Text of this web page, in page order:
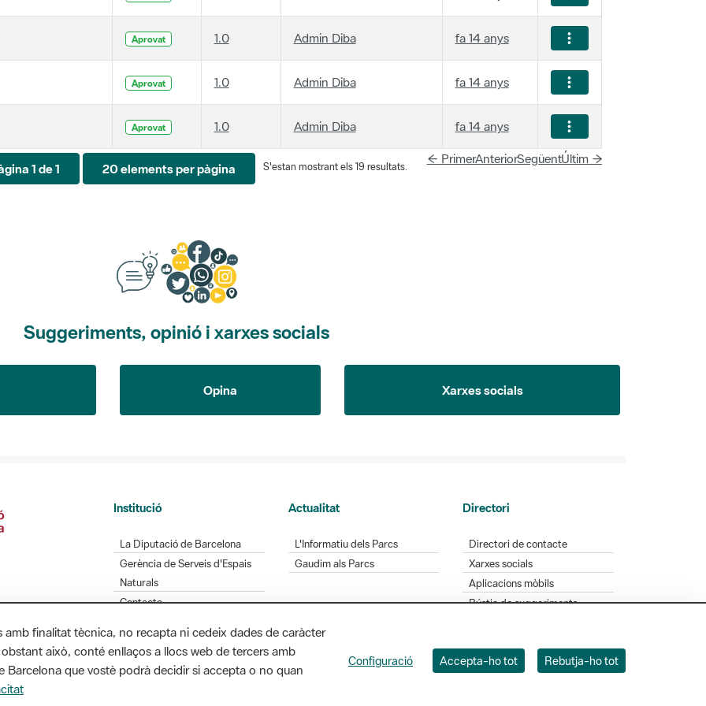
1.0 Admin Diba fa 14 anys
Aprovat 1.0 Admin Diba fa 14 anys
1.0 Admin Diba fa 14 anys
1 de 1 20 elements per pàgina S'estan mostrant els 19 resultats.
SegüentÚltim →
Gerència de Serveis d'Espais
Naturals
Contacte
Gaudim als Parcs
Xarxes socials
Aplicacions mòbils
Bústia de suggeriments
Opineu sobre els parcs
Diputació de Barcelona. Edifici Llacuna, 1a planta. Badajoz, 49. 08005 Barcelona. Tel. 934 022 428
/ xarxaparcs@diba.cat
finalitat tècnica, no recapta ni cedeix dades de caràcter
això, conté enllaços a llocs web de tercers amb
Barcelona que vostè podrà decidir si accepta o no quan
Configuració Accepta-ho tot Rebutja-ho tot